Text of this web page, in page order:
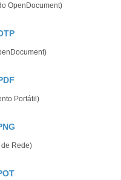
OpenDocument)
Portátil)
Rede)